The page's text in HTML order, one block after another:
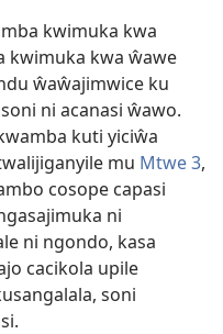
kwimuka kwa
kwimuka kwa ŵawe
ŵaŵajimwice ku
ni acanasi ŵawo.
kuti yiciŵa
mu Mtwe 3,
cosope capasi
ni
ni ngondo, kasa
cacikola upile
soni